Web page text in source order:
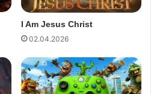
I Am Jesus Christ
02.04.2026